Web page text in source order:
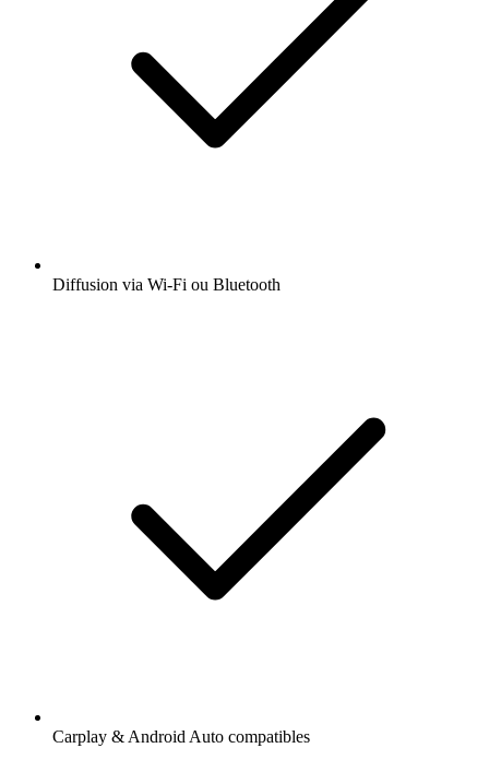
Diffusion via Wi-Fi ou Bluetooth
Carplay & Android Auto compatibles